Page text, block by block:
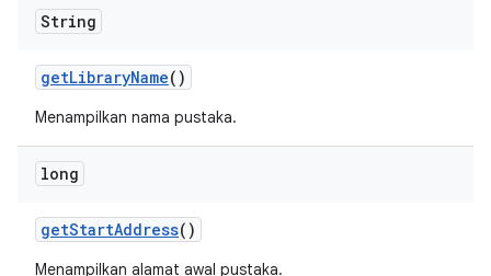
String
getLibraryName()
Menampilkan nama pustaka.
long
getStartAddress()
Menampilkan alamat awal pustaka.